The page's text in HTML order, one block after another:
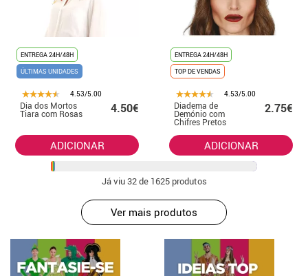
ENTREGA 24H/48H
ÚLTIMAS UNIDADES
4.53/5.00
Dia dos Mortos
Tiara com Rosas 4.50€
ADICIONAR
ENTREGA 24H/48H
TOP DE VENDAS
4.53/5.00
Diadema de
Demónio com
Chifres Pretos
2.75€
ADICIONAR
Já viu32de 1625 produtos
Ver mais produtos